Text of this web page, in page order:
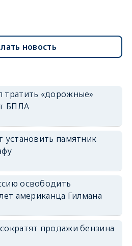
новость
тратить «дорожные»
БПЛА
установить памятник
освободить
американца Гилмана
продажи бензина